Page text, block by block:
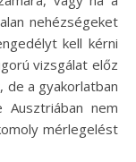
nehézségeket
kell kérni
vizsgálat előz
a gyakorlatban
Ausztriában nem
mérlegelést